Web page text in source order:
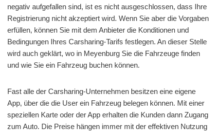
negativ aufgefallen sind, ist es nicht ausgeschlossen, dass Ihre
Registrierung nicht akzeptiert wird. Wenn Sie aber die Vorgaben
erfüllen, können Sie mit dem Anbieter die Konditionen und
Bedingungen Ihres Carsharing-Tarifs festlegen. An dieser Stelle
wird auch geklärt, wo in Meyenburg Sie die Fahrzeuge finden
und wie Sie ein Fahrzeug buchen können.
Fast alle der Carsharing-Unternehmen besitzen eine eigene
App, über die die User ein Fahrzeug belegen können. Mit einer
speziellen Karte oder der App erhalten die Kunden dann Zugang
zum Auto. Die Preise hängen immer mit der effektiven Nutzung